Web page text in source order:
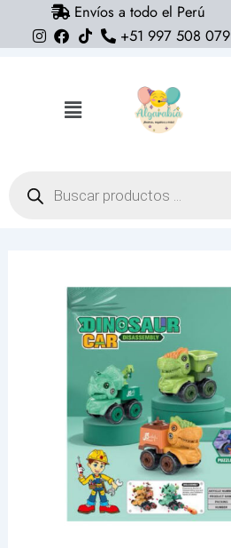
Envíos a todo el Perú
+51 997 508 079
Flyout
productos
cantidad